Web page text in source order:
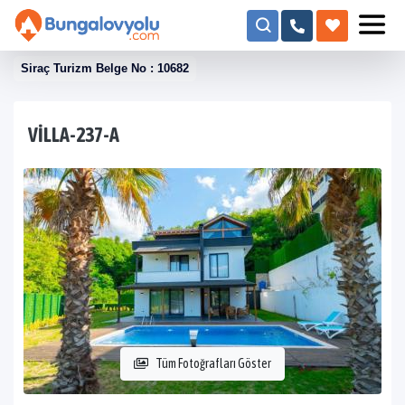
Siraç Turizm Belge No : 10682
VILLA-237-A
Tüm Fotoğrafları Göster